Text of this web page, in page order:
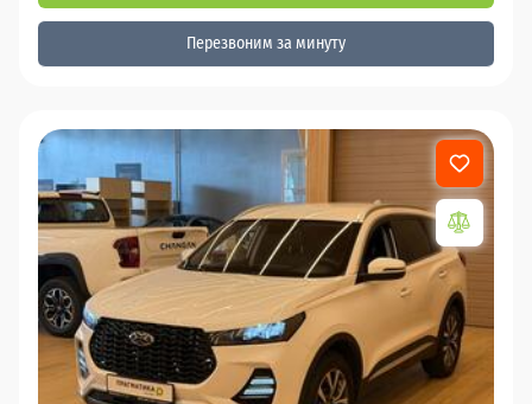
Перезвоним за минуту